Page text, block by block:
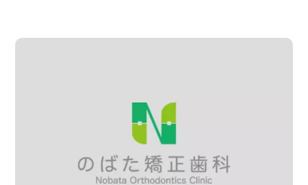
問い合わせ・プライバシーポリシー